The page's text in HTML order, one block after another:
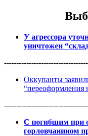
У агрессора
уничтожен
Оккупанты
С погибшим при
горловчанином